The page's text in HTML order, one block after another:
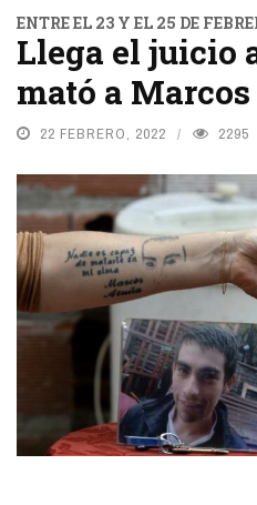
ENTRE EL 23 Y EL 25 DE
Llega el juicio
mató a
22 FEBRERO, 2022 2295